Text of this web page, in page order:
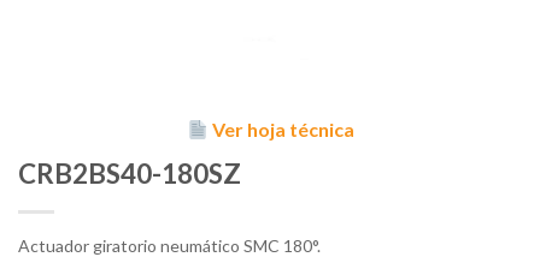
Ver hoja técnica
CRB2BS40-180SZ
Actuador giratorio neumático SMC 180°.